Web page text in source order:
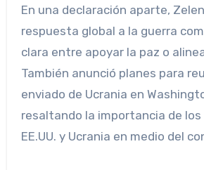
En una declaración aparte,
respuesta global a la guerra
clara entre apoyar la paz o
También anunció planes para
enviado de Ucrania en
resaltando la importancia de
EE.UU. y Ucrania en medio del